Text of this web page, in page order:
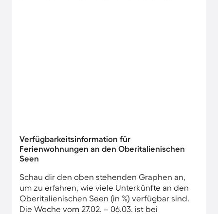
Verfügbarkeitsinformation für
Ferienwohnungen an den Oberitalienischen
Seen
Schau dir den oben stehenden Graphen an,
um zu erfahren, wie viele Unterkünfte an den
Oberitalienischen Seen (in %) verfügbar sind.
Die Woche vom 27.02. – 06.03. ist bei